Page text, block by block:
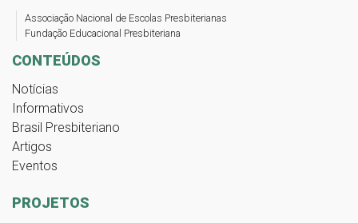
Associação Nacional de Escolas Presbiterianas
Fundação Educacional Presbiteriana
CONTEÚDOS
Notícias
Informativos
Brasil Presbiteriano
Artigos
Eventos
PROJETOS